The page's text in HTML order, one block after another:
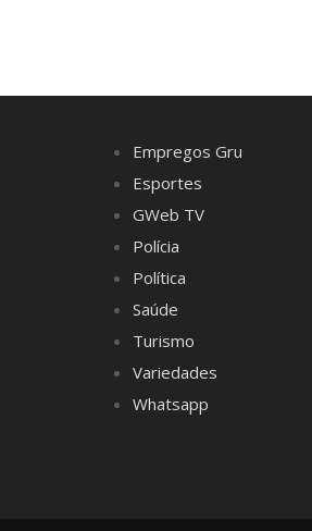
Empregos Gru
Esportes
GWeb TV
Polícia
Política
Saúde
Turismo
Variedades
Whatsapp